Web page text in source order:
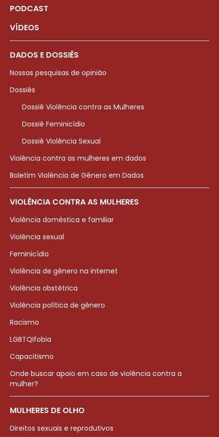
PODCAST
VÍDEOS
DADOS E DOSSIÊS
Nossas pesquisas de opinião
Dossiês
Dossiê Violência contra as Mulheres
Dossiê Feminicídio
Dossiê Violência Sexual
Violência contra as mulheres em dados
Boletim Violência de Gênero em Dados
VIOLÊNCIA CONTRA AS MULHERES
Violência doméstica e familiar
Violência sexual
Feminicídio
Violência de gênero na internet
Violência obstétrica
Violência política de gênero
Racismo
LGBTQIfobia
Capacitismo
Onde buscar apoio em caso de violência contra a
mulher?
MULHERES DE OLHO
Direitos sexuais e reprodutivos